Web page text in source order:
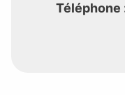
Téléphone